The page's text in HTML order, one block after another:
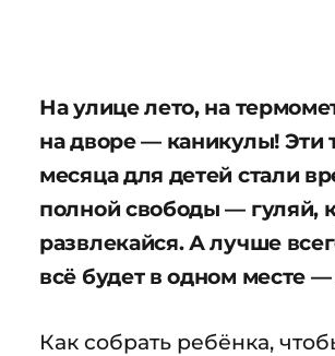
На улице лето, на
на дворе — каникулы! Эти
месяца для детей стали
полной свободы — гуляй,
развлекайся. А лучше
всё будет в одном месте —
Как собрать ребёнка,